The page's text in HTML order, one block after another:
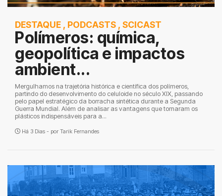
DESTAQUE , PODCASTS , SCICAST
Polímeros: química,
geopolítica e impactos
ambient...
Mergulhamos na trajetória histórica e científica dos polímeros,
partindo do desenvolvimento do celuloide no século XIX, passando
pelo papel estratégico da borracha sintética durante a Segunda
Guerra Mundial. Além de analisar as vantagens que tornaram os
plásticos indispensáveis para a...
Há 3 Dias - por Tarik Fernandes